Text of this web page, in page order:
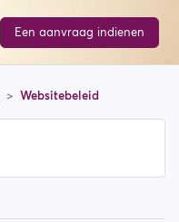
Een aanvraag indienen
Websitebeleid